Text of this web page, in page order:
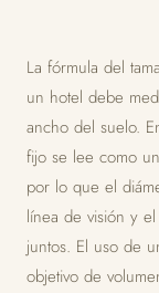
La fórmula del
un hotel debe
ancho del suelo.
fijo se lee como
por lo que el
línea de visión y
juntos. El uso de
objetivo de